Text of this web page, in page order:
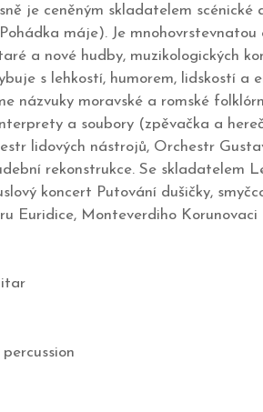
je ceněným skladatelem
máje). Je mnohovrstevnatou
a nové hudby, muzikologických
s lehkostí, humorem, lidskostí
názvuky moravské a romské
a soubory (zpěvačka a
lidových nástrojů, Orchestr
rekonstrukce. Se skladatelem
koncert Putování dušičky,
Euridice, Monteverdiho Korunovaci